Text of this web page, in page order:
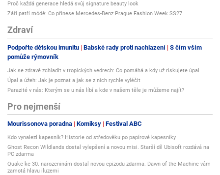
Proč každá generace hledá svůj signature beauty look
Září patří módě: Co přinese Mercedes-Benz Prague Fashion Week SS27
Zdraví
Podpořte dětskou imunitu Babské rady proti nachlazení S čím vším
pomůže rýmovník
Jak se zdravě zchladit v tropických vedrech: Co pomáhá a kdy už riskujete úpal
Úpal a úžeh: Jak je poznat a jak se z nich rychle vyléčit
Parazité v nás: Kterým se u nás líbí a kde v našem těle je můžeme najít?
Pro nejmenší
Mourissonova poradna Komiksy Festival ABC
Kdo vynalezl kapesník? Historie od středověku po papírové kapesníky
Ghost Recon Wildlands dostal vylepšení a novou misi. Starší díl Ubisoft rozdává na
PC zdarma
Quake ke 30. narozeninám dostal novou epizodu zdarma. Dawn of the Machine vám
zamotá hlavu iluzemi